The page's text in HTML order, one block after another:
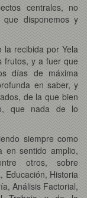
centrales, no
disponemos y
la recibida por Yela
frutos, y a fuer que
días de máxima
en saber, y
de la que bien
que nada de lo
siempre como
en sentido amplio,
otros, sobre
Educación, Historia
Análisis Factorial,